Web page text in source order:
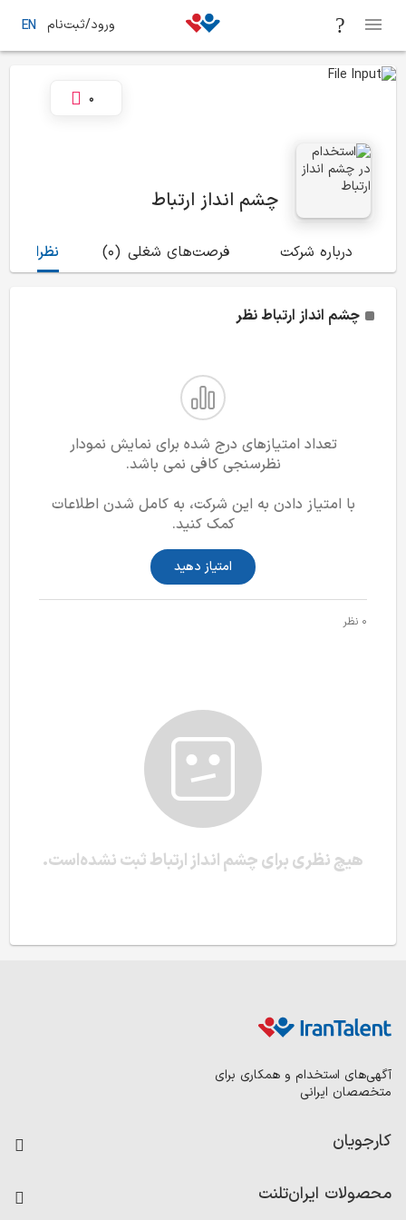
ورود/ثبت‌نام EN
چشم انداز ارتباط
0
درباره شرکت (0) فرصت‌های شغلی نظرات
چشم انداز ارتباط نظر
تعداد امتیازهای درج شده برای نمایش نمودار
نظرسنجی کافی نمی باشد.
با امتیاز دادن به این شرکت، به کامل شدن اطلاعات
کمک کنید.
امتیاز دهید
0 نظر
هیچ نظری برای چشم انداز ارتباط ثبت نشده‌است.
آگهی‌های استخدام و همکاری برای
متخصصان ایرانی
کارجویان
رزومه ساز
محصولات ایران‌تلنت